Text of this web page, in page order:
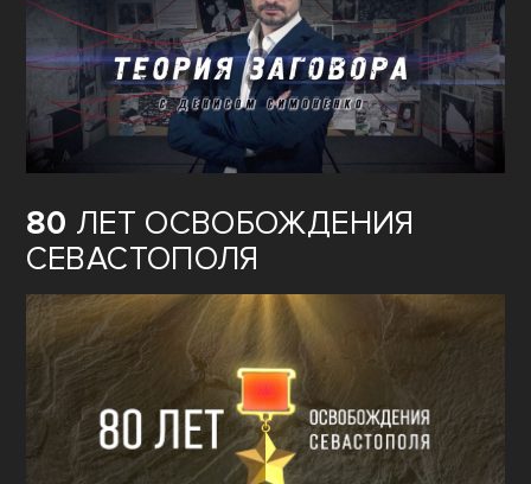
80 ЛЕТ ОСВОБОЖДЕНИЯ
СЕВАСТОПОЛЯ